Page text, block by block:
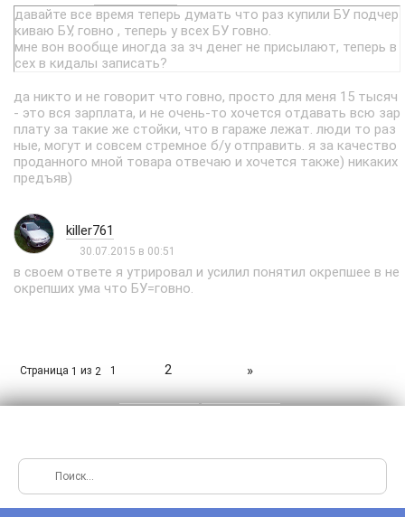
давайте все время теперь думать что раз купили БУ подчер
киваю БУ, говно , теперь у всех БУ говно.
мне вон вообще иногда за зч денег не присылают, теперь в
сех в кидалы записать?
да никто и не говорит что говно, просто для меня 15 тысяч
- это вся зарплата, и не очень-то хочется отдавать всю зар
плату за такие же стойки, что в гараже лежат. люди то раз
ные, могут и совсем стремное б/у отправить. я за качество
проданного мной товара отвечаю и хочется также) никаких
предъяв)
killer761
30.07.2015 в 00:51
в своем ответе я утрировал и усилил понятил окрепшее в не
окрепших ума что БУ=говно.
Страница 1 из 2 1 2 »